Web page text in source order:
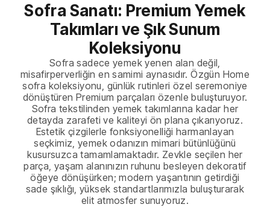
Sofra Sanatı: Premium Yemek
Takımları ve Şık Sunum
Koleksiyonu
Sofra sadece yemek yenen alan değil,
misafirperverliğin en samimi aynasıdır. Özgün Home
sofra koleksiyonu, günlük rutinleri özel seremoniye
dönüştüren Premium parçaları özenle buluşturuyor.
Sofra tekstilinden yemek takımlarına kadar her
detayda zarafeti ve kaliteyi ön plana çıkarıyoruz.
Estetik çizgilerle fonksiyonelliği harmanlayan
seçkimiz, yemek odanızın mimari bütünlüğünü
kusursuzca tamamlamaktadır. Zevkle seçilen her
parça, yaşam alanınızın ruhunu besleyen dekoratif
öğeye dönüşürken; modern yaşantının getirdiği
sade şıklığı, yüksek standartlarımızla buluşturarak
elit atmosfer sunuyoruz.